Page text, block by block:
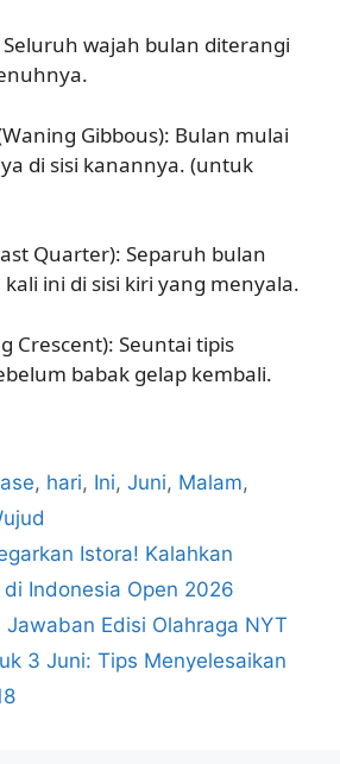
wajah bulan diterangi
Gibbous): Bulan mulai
di sisi kanannya. (untuk
Quarter): Separuh bulan
ini di sisi kiri yang menyala.
Crescent): Seuntai tipis
babak gelap kembali.
, hari, Ini,Juni, Malam,
Istora! Kalahkan
Indonesia Open 2026
Edisi Olahraga NYT
3 Juni: Tips Menyelesaikan